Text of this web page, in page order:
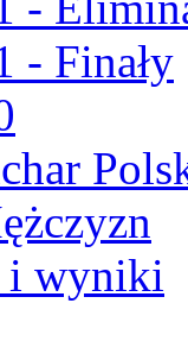
- Finały
i wyniki